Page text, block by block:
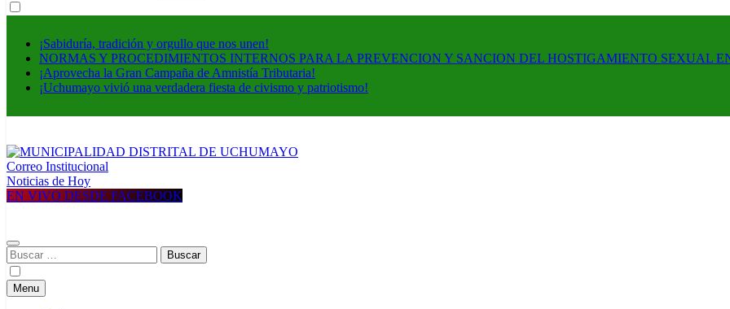
¡Sabiduría, tradición y orgullo que nos unen!
NORMAS Y PROCEDIMIENTOS INTERNOS PARA LA PREVENCION Y SANCION DEL HOSTIGAMIENTO SEXUAL
¡Aprovecha la Gran Campaña de Amnistía Tributaria!
¡Uchumayo vivió una verdadera fiesta de civismo y patriotismo!
MUNICIPALIDAD DISTRITAL DE UCHUMAYO
Construyendo una nueva Historia
Correo Institucional
Noticias de Hoy
EN VIVO DESDE FACEBOOK
Buscar:
Menu